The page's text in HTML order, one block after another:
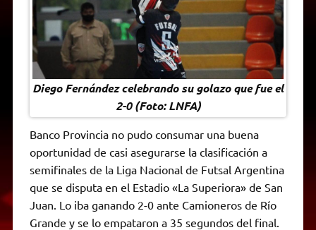
Diego Fernández celebrando su golazo que fue el
2-0 (Foto: LNFA)
Banco Provincia no pudo consumar una buena
oportunidad de casi asegurarse la clasificación a
semifinales de la Liga Nacional de Futsal Argentina
que se disputa en el Estadio «La Superiora» de San
Juan. Lo iba ganando 2-0 ante Camioneros de Río
Grande y se lo empataron a 35 segundos del final.